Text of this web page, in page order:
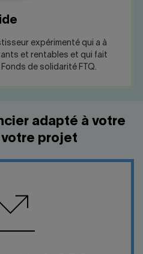
expérimenté qui a à
et rentables et qui fait
de solidarité FTQ.
adapté à votre
projet